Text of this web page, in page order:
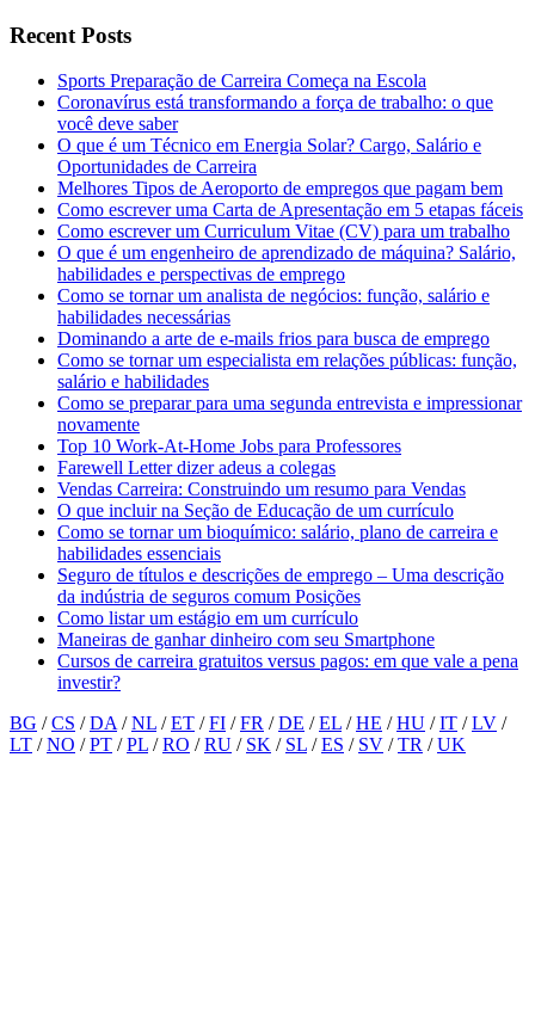
Recent Posts
Sports Preparação de Carreira Começa na Escola
Coronavírus está transformando a força de trabalho: o que
você deve saber
O que é um Técnico em Energia Solar? Cargo, Salário e
Oportunidades de Carreira
Melhores Tipos de Aeroporto de empregos que pagam bem
Como escrever uma Carta de Apresentação em 5 etapas fáceis
Como escrever um Curriculum Vitae (CV) para um trabalho
O que é um engenheiro de aprendizado de máquina? Salário,
habilidades e perspectivas de emprego
Como se tornar um analista de negócios: função, salário e
habilidades necessárias
Dominando a arte de e-mails frios para busca de emprego
Como se tornar um especialista em relações públicas: função,
salário e habilidades
Como se preparar para uma segunda entrevista e impressionar
novamente
Top 10 Work-At-Home Jobs para Professores
Farewell Letter dizer adeus a colegas
Vendas Carreira: Construindo um resumo para Vendas
O que incluir na Seção de Educação de um currículo
Como se tornar um bioquímico: salário, plano de carreira e
habilidades essenciais
Seguro de títulos e descrições de emprego – Uma descrição
da indústria de seguros comum Posições
Como listar um estágio em um currículo
Maneiras de ganhar dinheiro com seu Smartphone
Cursos de carreira gratuitos versus pagos: em que vale a pena
investir?
BG /CS /DA /NL /ET /FI /FR /DE /EL /HE /HU /IT /LV /
LT /NO /PT /PL /RO /RU / SK / SL /ES / SV /TR /UK